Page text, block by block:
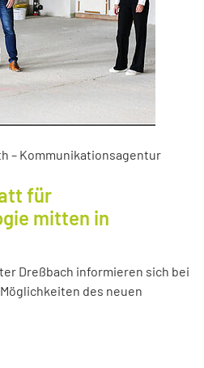
– Kommunikationsagentur
für
mitten in
Dreßbach informieren sich bei
des neuen